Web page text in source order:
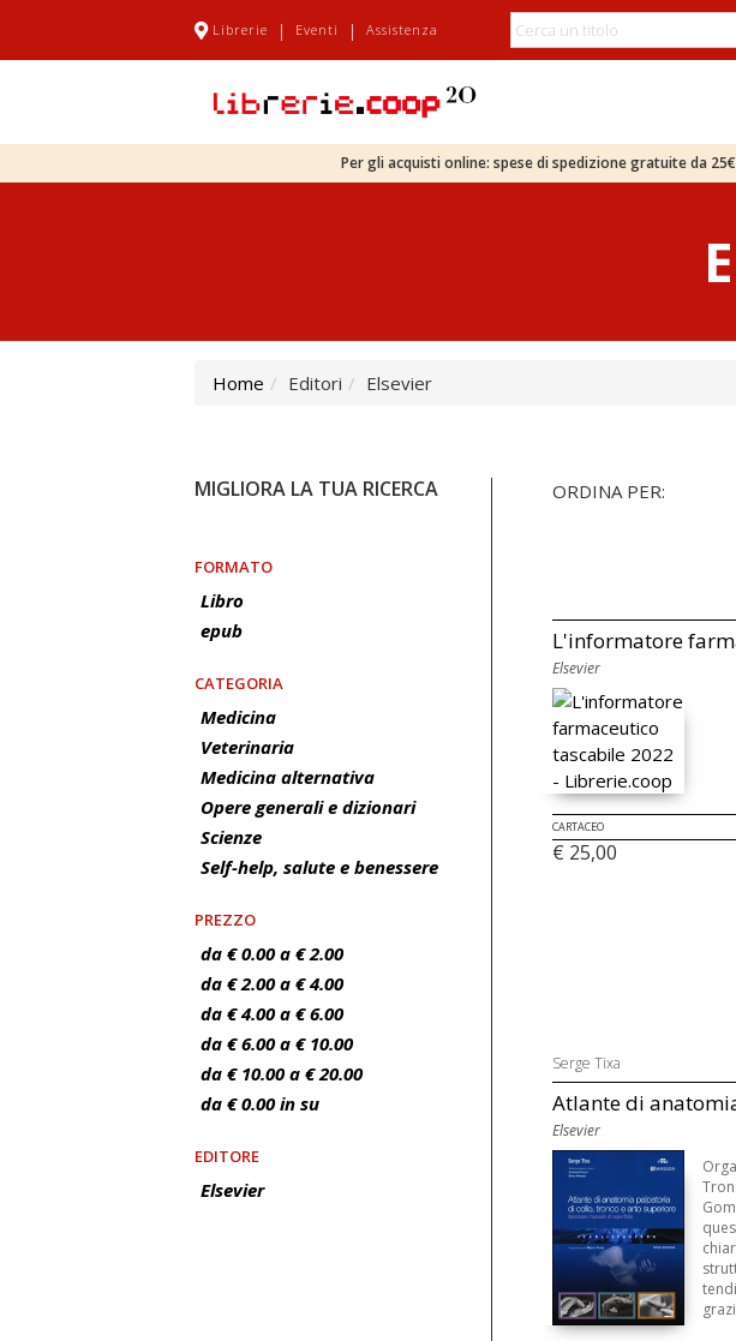
Librerie | Eventi | Assistenza
Per gli acquisti online: spese di spedizione gratuite da
Home Editori Elsevier
MIGLIORA LA TUA RICERCA
FORMATO
Libro
epub
CATEGORIA
Medicina
Veterinaria
Medicina alternativa
Opere generali e dizionari
Scienze
Self-help, salute e benessere
PREZZO
da € 0.00 a € 2.00
da € 2.00 a € 4.00
da € 4.00 a € 6.00
da € 6.00 a € 10.00
da € 10.00 a € 20.00
da € 0.00 in su
EDITORE
Elsevier
ORDINA PER:
L'informatore
Elsevier
CARTACEO
€ 25,00
Serge Tixa
Atlante di
Elsevier